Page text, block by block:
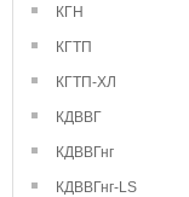
КГН
КГТП
КГТП-ХЛ
КДВВГ
КДВВГнг
КДВВГнг-LS